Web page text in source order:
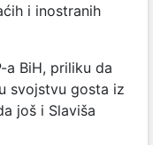
i inostranih
a BiH, priliku da
svojstvu gosta iz
još i Slaviša